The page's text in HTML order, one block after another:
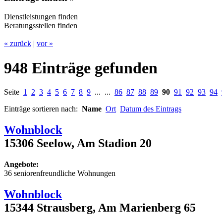
Dienstleistungen finden
Beratungsstellen finden
« zurück | vor »
948 Einträge gefunden
Seite 1 2 3 4 5 6 7 8 9 ... ... 86 87 88 89 90 91 92 93 94
Einträge sortieren nach: Name Ort Datum des Eintrags
Wohnblock
15306 Seelow, Am Stadion 20
Angebote:
36 seniorenfreundliche Wohnungen
Wohnblock
15344 Strausberg, Am Marienberg 65